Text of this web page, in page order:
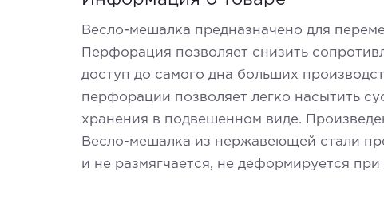
Весло-мешалка предназначено для
Перфорация позволяет снизить
доступ до самого дна больших
перфорации позволяет легко насытить
хранения в подвешенном виде.
Весло-мешалка из нержавеющей стали
и не размягчается, не деформируется